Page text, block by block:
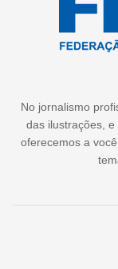
No jornalismo
das ilustrações,
oferecemos a